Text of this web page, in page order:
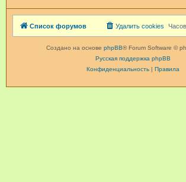
Список форумов Удалить cookies
Создано на основе phpBB® Forum Software ©
Русская поддержка phpBB
Конфиденциальность| Правила